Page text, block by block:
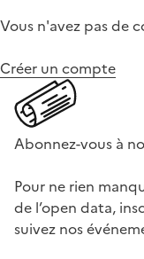
Vous n'avez pas de
Créer un compte
Abonnez-vous à
Pour ne rien
de l’open data,
suivez nos